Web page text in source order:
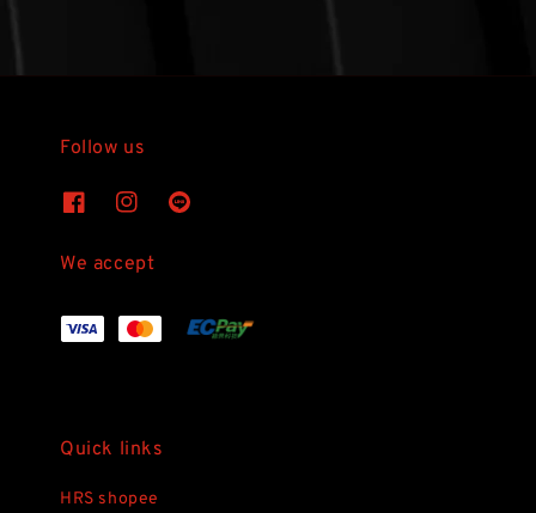
Follow us
We accept
Quick links
HRS shopee